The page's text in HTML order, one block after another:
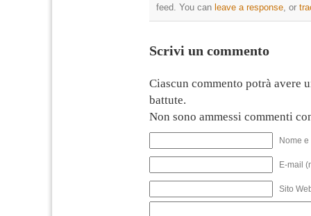
feed. You can leave a response, or
Scrivi un commento
Ciascun commento potrà avere
battute.
Non sono ammessi commenti
Nome
E-mail
Sito